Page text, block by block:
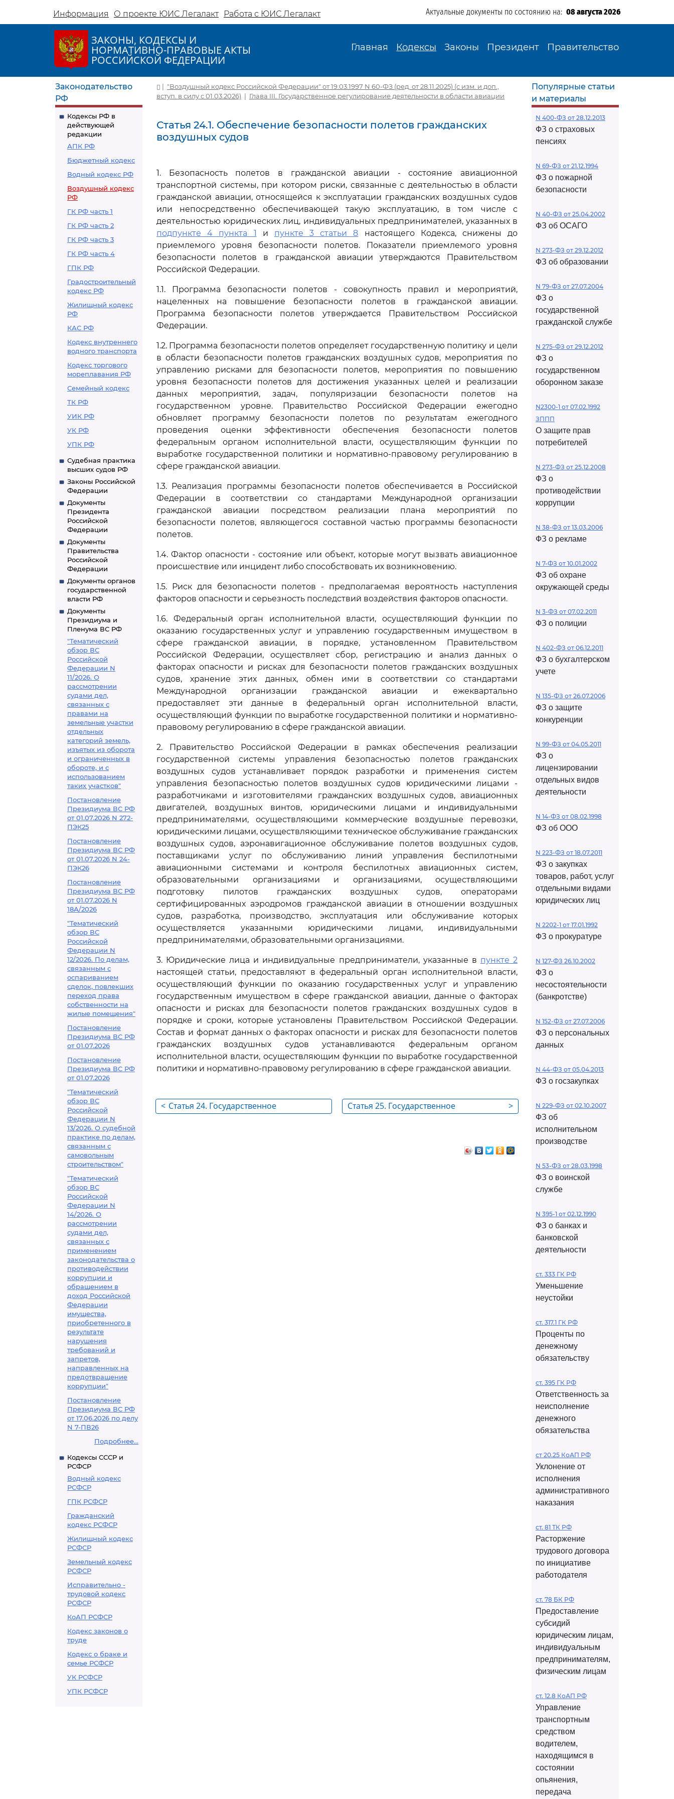
Информация О проекте ЮИС Легалакт Работа с ЮИС Легалакт Актуальные документы по состоянию на: 08 августа 2026
ЗАКОНЫ, КОДЕКСЫ И
НОРМАТИВНО-ПРАВОВЫЕ АКТЫ
РОССИЙСКОЙ ФЕДЕРАЦИИ
Главная Кодексы Законы Президент Правительство
Законодательство
РФ
Кодексы РФ в
действующей
редакции
АПК РФ
Бюджетный кодекс
Водный кодекс РФ
Воздушный кодекс
РФ
ГК РФ часть 1
ГК РФ часть 2
ГК РФ часть 3
ГК РФ часть 4
ГПК РФ
Градостроительный
кодекс РФ
Жилищный кодекс
РФ
КАС РФ
Кодекс внутреннего
водного транспорта
Кодекс торгового
мореплавания РФ
Семейный кодекс
ТК РФ
УИК РФ
УК РФ
УПК РФ
Судебная практика
высших судов РФ
Законы Российской
Федерации
Документы
Президента
Российской
Федерации
Документы
Правительства
Российской
Федерации
Документы органов
государственной
власти РФ
Документы
Президиума и
Пленума ВС РФ
"Тематический
обзор ВС
Российской
Федерации N
11/2026. О
рассмотрении
судами дел,
связанных с
правами на
земельные участки
отдельных
категорий земель,
изъятых из оборота
и ограниченных в
обороте, и с
использованием
таких участков"
Постановление
Президиума ВС РФ
от 01.07.2026 N 272-
ПЭК25
Постановление
Президиума ВС РФ
от 01.07.2026 N 24-
ПЭК26
Постановление
Президиума ВС РФ
от 01.07.2026 N
18А/2026
"Тематический
обзор ВС
Российской
Федерации N
12/2026. По делам,
связанным с
оспариванием
сделок, повлекших
переход права
собственности на
жилые помещения"
Постановление
Президиума ВС РФ
от 01.07.2026
Постановление
Президиума ВС РФ
от 01.07.2026
"Тематический
обзор ВС
Российской
Федерации N
13/2026. О судебной
практике по делам,
связанным с
самовольным
строительством"
"Тематический
обзор ВС
Российской
Федерации N
14/2026. О
рассмотрении
судами дел,
связанных с
применением
законодательства о
противодействии
коррупции и
обращением в
доход Российской
Федерации
имущества,
приобретенного в
результате
нарушения
требований и
запретов,
направленных на
предотвращение
коррупции"
Постановление
Президиума ВС РФ
от 17.06.2026 по делу
N 7-ПВ26
Подробнее...
Кодексы СССР и
РСФСР
Водный кодекс
РСФСР
ГПК РСФСР
Гражданский
кодекс РСФСР
Жилищный кодекс
РСФСР
Земельный кодекс
РСФСР
Исправительно -
трудовой кодекс
РСФСР
КоАП РСФСР
Кодекс законов о
труде
Кодекс о браке и
семье РСФСР
УК РСФСР
УПК РСФСР
| "Воздушный кодекс Российской Федерации" от 19.03.1997 N 60-ФЗ (ред. от 28.11.2025) (с изм. и доп.,
вступ. в силу с 01.03.2026) | Глава III. Государственное регулирование деятельности в области авиации
Статья 24.1. Обеспечение безопасности полетов гражданских
воздушных судов
1. Безопасность полетов в гражданской авиации - состояние авиационной
транспортной системы, при котором риски, связанные с деятельностью в области
гражданской авиации, относящейся к эксплуатации гражданских воздушных судов
или непосредственно обеспечивающей такую эксплуатацию, в том числе с
деятельностью юридических лиц, индивидуальных предпринимателей, указанных в
подпункте 4 пункта 1 и пункте 3 статьи 8 настоящего Кодекса, снижены до
приемлемого уровня безопасности полетов. Показатели приемлемого уровня
безопасности полетов в гражданской авиации утверждаются Правительством
Российской Федерации.
1.1. Программа безопасности полетов - совокупность правил и мероприятий,
нацеленных на повышение безопасности полетов в гражданской авиации.
Программа безопасности полетов утверждается Правительством Российской
Федерации.
1.2. Программа безопасности полетов определяет государственную политику и цели
в области безопасности полетов гражданских воздушных судов, мероприятия по
управлению рисками для безопасности полетов, мероприятия по повышению
уровня безопасности полетов для достижения указанных целей и реализации
данных мероприятий, задач, популяризации безопасности полетов на
государственном уровне. Правительство Российской Федерации ежегодно
обновляет программу безопасности полетов по результатам ежегодного
проведения оценки эффективности обеспечения безопасности полетов
федеральным органом исполнительной власти, осуществляющим функции по
выработке государственной политики и нормативно-правовому регулированию в
сфере гражданской авиации.
1.3. Реализация программы безопасности полетов обеспечивается в Российской
Федерации в соответствии со стандартами Международной организации
гражданской авиации посредством реализации плана мероприятий по
безопасности полетов, являющегося составной частью программы безопасности
полетов.
1.4. Фактор опасности - состояние или объект, которые могут вызвать авиационное
происшествие или инцидент либо способствовать их возникновению.
1.5. Риск для безопасности полетов - предполагаемая вероятность наступления
факторов опасности и серьезность последствий воздействия факторов опасности.
1.6. Федеральный орган исполнительной власти, осуществляющий функции по
оказанию государственных услуг и управлению государственным имуществом в
сфере гражданской авиации, в порядке, установленном Правительством
Российской Федерации, осуществляет сбор, регистрацию и анализ данных о
факторах опасности и рисках для безопасности полетов гражданских воздушных
судов, хранение этих данных, обмен ими в соответствии со стандартами
Международной организации гражданской авиации и ежеквартально
предоставляет эти данные в федеральный орган исполнительной власти,
осуществляющий функции по выработке государственной политики и нормативно-
правовому регулированию в сфере гражданской авиации.
2. Правительство Российской Федерации в рамках обеспечения реализации
государственной системы управления безопасностью полетов гражданских
воздушных судов устанавливает порядок разработки и применения систем
управления безопасностью полетов воздушных судов юридическими лицами -
разработчиками и изготовителями гражданских воздушных судов, авиационных
двигателей, воздушных винтов, юридическими лицами и индивидуальными
предпринимателями, осуществляющими коммерческие воздушные перевозки,
юридическими лицами, осуществляющими техническое обслуживание гражданских
воздушных судов, аэронавигационное обслуживание полетов воздушных судов,
поставщиками услуг по обслуживанию линий управления беспилотными
авиационными системами и контроля беспилотных авиационных систем,
образовательными организациями и организациями, осуществляющими
подготовку пилотов гражданских воздушных судов, операторами
сертифицированных аэродромов гражданской авиации в отношении воздушных
судов, разработка, производство, эксплуатация или обслуживание которых
осуществляется указанными юридическими лицами, индивидуальными
предпринимателями, образовательными организациями.
3. Юридические лица и индивидуальные предприниматели, указанные в пункте 2
настоящей статьи, предоставляют в федеральный орган исполнительной власти,
осуществляющий функции по оказанию государственных услуг и управлению
государственным имуществом в сфере гражданской авиации, данные о факторах
опасности и рисках для безопасности полетов гражданских воздушных судов в
порядке и сроки, которые установлены Правительством Российской Федерации.
Состав и формат данных о факторах опасности и рисках для безопасности полетов
гражданских воздушных судов устанавливаются федеральным органом
исполнительной власти, осуществляющим функции по выработке государственной
политики и нормативно-правовому регулированию в сфере гражданской авиации.
< Статья 24. Государственное
>
Статья 25. Государственное
Популярные статьи
и материалы
N 400-ФЗ от 28.12.2013
ФЗ о страховых
пенсиях
N 69-ФЗ от 21.12.1994
ФЗ о пожарной
безопасности
N 40-ФЗ от 25.04.2002
ФЗ об ОСАГО
N 273-ФЗ от 29.12.2012
ФЗ об образовании
N 79-ФЗ от 27.07.2004
ФЗ о
государственной
гражданской службе
N 275-ФЗ от 29.12.2012
ФЗ о
государственном
оборонном заказе
N2300-1 от 07.02.1992
ЗППП
О защите прав
потребителей
N 273-ФЗ от 25.12.2008
ФЗ о
противодействии
коррупции
N 38-ФЗ от 13.03.2006
ФЗ о рекламе
N 7-ФЗ от 10.01.2002
ФЗ об охране
окружающей среды
N 3-ФЗ от 07.02.2011
ФЗ о полиции
N 402-ФЗ от 06.12.2011
ФЗ о бухгалтерском
учете
N 135-ФЗ от 26.07.2006
ФЗ о защите
конкуренции
N 99-ФЗ от 04.05.2011
ФЗ о
лицензировании
отдельных видов
деятельности
N 14-ФЗ от 08.02.1998
ФЗ об ООО
N 223-ФЗ от 18.07.2011
ФЗ о закупках
товаров, работ, услуг
отдельными видами
юридических лиц
N 2202-1 от 17.01.1992
ФЗ о прокуратуре
N 127-ФЗ 26.10.2002
ФЗ о
несостоятельности
(банкротстве)
N 152-ФЗ от 27.07.2006
ФЗ о персональных
данных
N 44-ФЗ от 05.04.2013
ФЗ о госзакупках
N 229-ФЗ от 02.10.2007
ФЗ об
исполнительном
производстве
N 53-ФЗ от 28.03.1998
ФЗ о воинской
службе
N 395-1 от 02.12.1990
ФЗ о банках и
банковской
деятельности
ст. 333 ГК РФ
Уменьшение
неустойки
ст. 317.1 ГК РФ
Проценты по
денежному
обязательству
ст. 395 ГК РФ
Ответственность за
неисполнение
денежного
обязательства
ст 20.25 КоАП РФ
Уклонение от
исполнения
административного
наказания
ст. 81 ТК РФ
Расторжение
трудового договора
по инициативе
работодателя
ст. 78 БК РФ
Предоставление
субсидий
юридическим лицам,
индивидуальным
предпринимателям,
физическим лицам
ст. 12.8 КоАП РФ
Управление
транспортным
средством
водителем,
находящимся в
состоянии
опьянения,
передача